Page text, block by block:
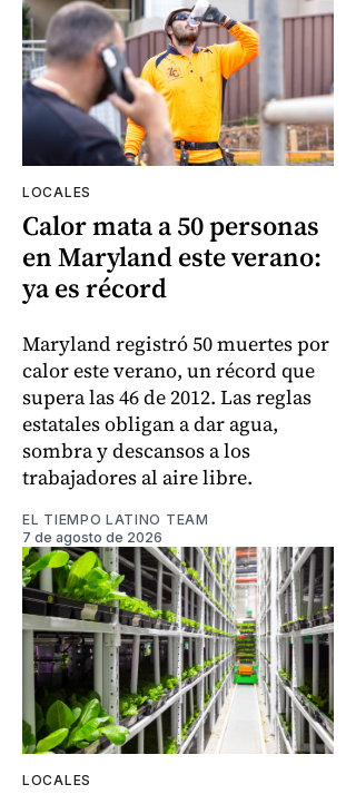
LOCALES
Calor mata a 50 personas
en Maryland este verano:
ya es récord
Maryland registró 50 muertes por
calor este verano, un récord que
supera las 46 de 2012. Las reglas
estatales obligan a dar agua,
sombra y descansos a los
trabajadores al aire libre.
EL TIEMPO LATINO TEAM
7 de agosto de 2026
LOCALES